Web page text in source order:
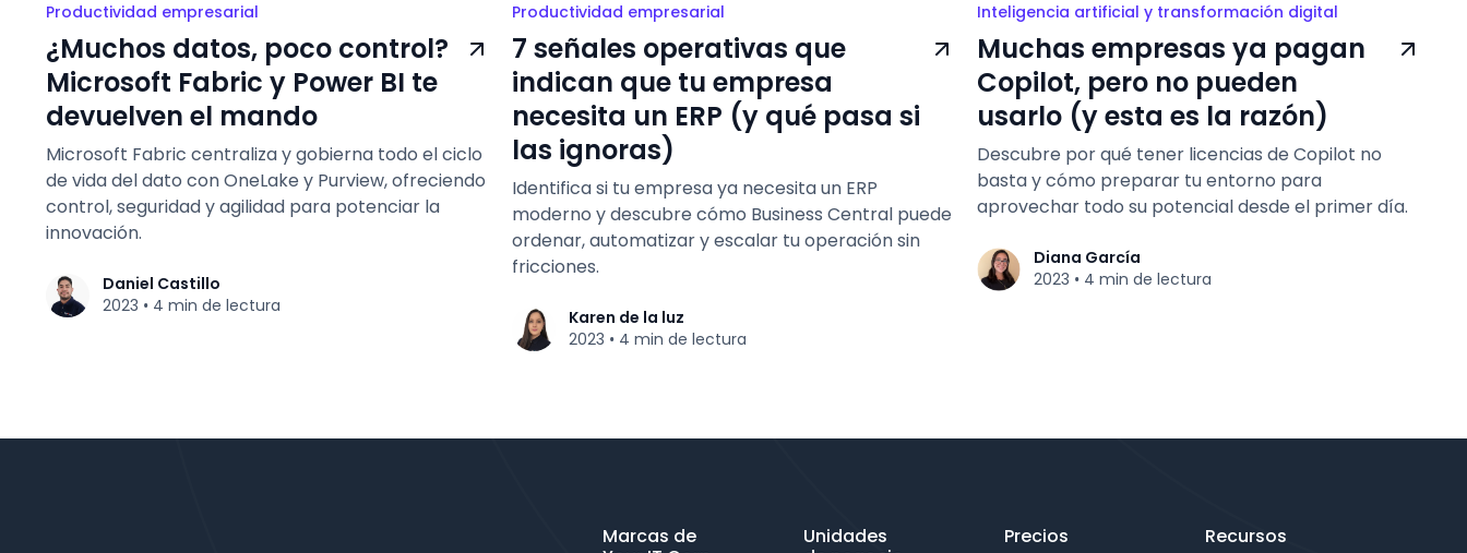
Productividad empresarial
¿Muchos datos, poco control?
Microsoft Fabric y Power BI te
devuelven el mando
Microsoft Fabric centraliza y gobierna todo el ciclo
de vida del dato con OneLake y Purview, ofreciendo
control, seguridad y agilidad para potenciar la
innovación.
Daniel Castillo
2023 • 4 min de lectura
Productividad empresarial
7 señales operativas que
indican que tu empresa
necesita un ERP (y qué pasa si
las ignoras)
Identifica si tu empresa ya necesita un ERP
moderno y descubre cómo Business Central puede
ordenar, automatizar y escalar tu operación sin
fricciones.
Karen de la luz
2023 • 4 min de lectura
Inteligencia artificial y transformación digital
Muchas empresas ya pagan
Copilot, pero no pueden
usarlo (y esta es la razón)
Descubre por qué tener licencias de Copilot no
basta y cómo preparar tu entorno para
aprovechar todo su potencial desde el primer día.
Diana García
2023 • 4 min de lectura
Marcas de
Unidades
Precios Recursos